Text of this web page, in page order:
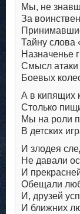
Мы, не
За
Тайну слова
Назначенье
Смысл атаки
Боевых
А в кипящих
Столько
Мы на роли
В детских
И злодея
Не давали
И
Обещали
И, друзей
И ближних